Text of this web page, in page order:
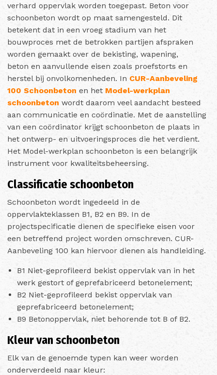
verhard oppervlak worden toegepast. Beton voor
schoonbeton wordt op maat samengesteld. Dit
betekent dat in een vroeg stadium van het
bouwproces met de betrokken partijen afspraken
worden gemaakt over de bekisting, wapening,
beton en aanvullende eisen zoals proefstorts en
herstel bij onvolkomenheden. In CUR-Aanbeveling
100 Schoonbeton en het Model-werkplan
schoonbeton wordt daarom veel aandacht besteed
aan communicatie en coördinatie. Met de aanstelling
van een coördinator krijgt schoonbeton de plaats in
het ontwerp- en uitvoeringsproces die het verdient.
Het Model-werkplan schoonbeton is een belangrijk
instrument voor kwaliteitsbeheersing.
Classificatie schoonbeton
Schoonbeton wordt ingedeeld in de
oppervlakteklassen B1, B2 en B9. In de
projectspecificatie dienen de specifieke eisen voor
een betreffend project worden omschreven. CUR-
Aanbeveling 100 kan hiervoor dienen als handleiding.
B1 Niet-geprofileerd bekist oppervlak van in het
werk gestort of geprefabriceerd betonelement;
B2 Niet-geprofileerd bekist oppervlak van
geprefabriceerd betonelement;
B9 Betonoppervlak, niet behorende tot B of B2.
Kleur van schoonbeton
Elk van de genoemde typen kan weer worden
onderverdeeld naar kleur: